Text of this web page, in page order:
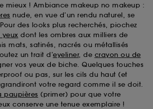
mieux ! Ambiance makeup no makeup :
nude, en vue d’un rendu naturel, se
des looks plus recherchés, piochez
yeux dont les ombres aux milliers de
mats, satinés, nacrés ou métallisés
un trait d’eyeliner, de crayon ou de
vos yeux de biche. Quelques touches
ou pas, sur les cils du haut (et
votre regard comme il se doit.
paupières (primer) pour que votre
conserve une tenue exemplaire !